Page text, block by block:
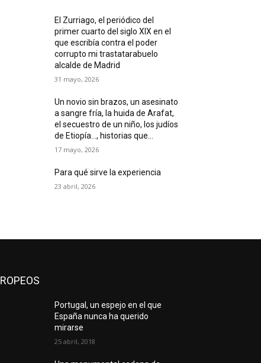
El Zurriago, el periódico del
primer cuarto del siglo XIX en el
que escribía contra el poder
corrupto mi trastatarabuelo
alcalde de Madrid
31 mayo, 2026
Un novio sin brazos, un asesinato
a sangre fría, la huida de Arafat,
el secuestro de un niño, los judíos
de Etiopía…, historias que...
17 mayo, 2026
Para qué sirve la experiencia
23 abril, 2026
Portugal, un espejo en el que
España nunca ha querido
mirarse
25 abril, 2018